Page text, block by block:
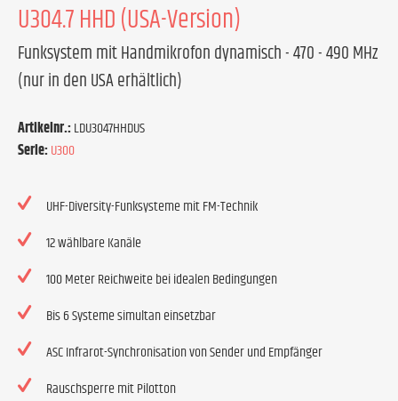
U304.7 HHD (USA-Version)
Funksystem mit Handmikrofon dynamisch - 470 - 490 MHz
(nur in den USA erhältlich)
Artikelnr.:LDU3047HHDUS
Serie:U300
UHF-Diversity-Funksysteme mit FM-Technik
12 wählbare Kanäle
100 Meter Reichweite bei idealen Bedingungen
Bis 6 Systeme simultan einsetzbar
ASC Infrarot-Synchronisation von Sender und Empfänger
Rauschsperre mit Pilotton